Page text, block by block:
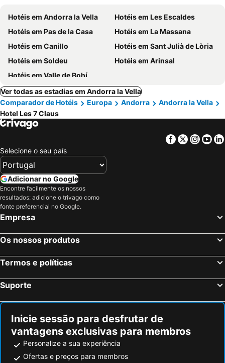
Hotéis em Andorra la Vella
Hotéis em Les Escaldes
Hotéis em Pas de la Casa
Hotéis em La Massana
Hotéis em Canillo
Hotéis em Sant Julià de Lòria
Hotéis em Soldeu
Hotéis em Arinsal
Hotéis em Valle de Bohí
Ver todas as estadias em Andorra la Vella
Comparador de Hotéis
Europa Andorra
Andorra la Vella
Hotel Les 7 Claus
Facebook
Twitter
Selecione o seu país
Adicionar no Google
Encontre facilmente os nossos
resultados: adicione o trivago como
fonte preferencial no Google.
Empresa
Os nossos produtos
Termos e políticas
Suporte
Inicie sessão para desfrutar de
vantagens exclusivas para membros
Personalize a sua experiência
Ofertas e preços para membros